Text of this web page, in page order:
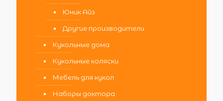
Юник Айз
Другие производители
Кукольные дома
Кукольные коляски
Мебель для кукол
Наборы доктора